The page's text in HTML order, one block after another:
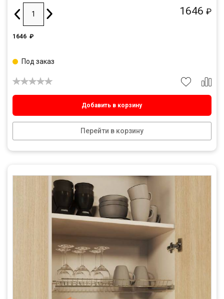
1646 ₽
1646 ₽
Добавить в корзину
Перейти в корзину
Под заказ